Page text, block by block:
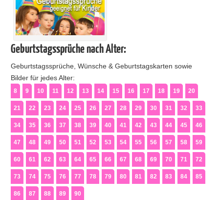
Geburtstagssprüche nach Alter:
Geburtstagssprüche, Wünsche & Geburtstagskarten sowie
Bilder für jedes Alter:
8 9 10 11 12 13 14 15 16 17 18 19 20
21 22 23 24 25 26 27 28 29 30 31 32 33
34 35 36 37 38 39 40 41 42 43 44 45 46
47 48 49 50 51 52 53 54 55 56 57 58 59
60 61 62 63 64 65 66 67 68 69 70 71 72
73 74 75 76 77 78 79 80 81 82 83 84 85
86 87 88 89 90